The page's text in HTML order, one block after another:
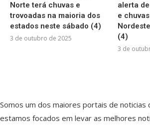
Norte terá chuvas e
trovoadas na maioria dos
estados neste sábado (4)
3 de outubro de 2025
alerta
e
(4)
3 de
Somos um dos maiores portais de noticias
estamos focados em levar as melhores